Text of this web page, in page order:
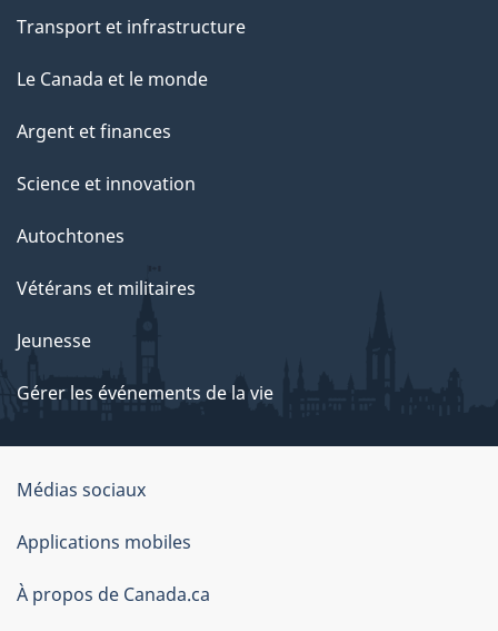
Transport et infrastructure
Le Canada et le monde
Argent et finances
Science et innovation
Autochtones
Vétérans et militaires
Jeunesse
Gérer les événements de la vie
Organisation
du
gouvernement
du
Médias sociaux
Applications mobiles
À propos de Canada.ca